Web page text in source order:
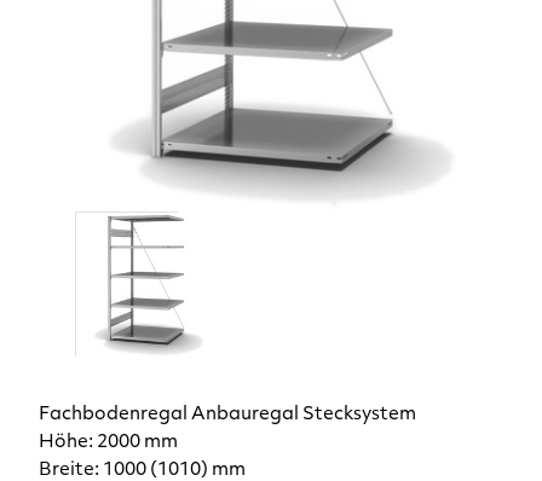
Fachbodenregal Anbauregal Stecksystem
Höhe: 2000 mm
Breite: 1000 (1010) mm